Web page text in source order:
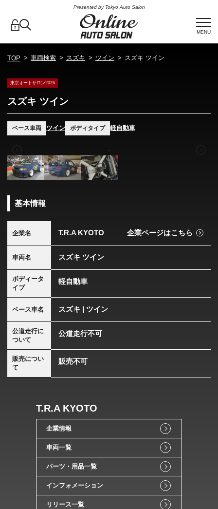
Presented by Tokyo Auto Salon
MENU
TOP 車両検索 スズキ ツイン スズキ ツイン
東京オートサロン2026
スズキ ツイン
ベース車両 ツイン ボディタイプ 軽自動車
基本情報
企業名 T.R.A KYOTO 企業ページはこちら
車両名 スズキ ツイン
ボディータ
イプ
軽自動車
ベース車名 スズキ | ツイン
公道走行に
ついて
公道走行不可
販売につい
て
販売不可
T.R.A KYOTO
企業情報
車両一覧
パーツ・用品一覧
インフォメーション
リリース一覧